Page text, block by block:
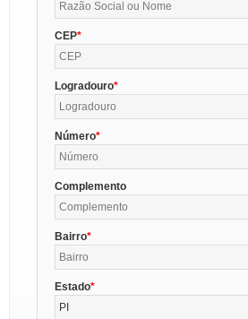
CEP
Logradouro
Número
Complemento
Bairro
Estado
PI